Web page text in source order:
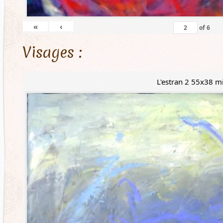
« ‹ of6
Visages :
L'estran 2 55x38